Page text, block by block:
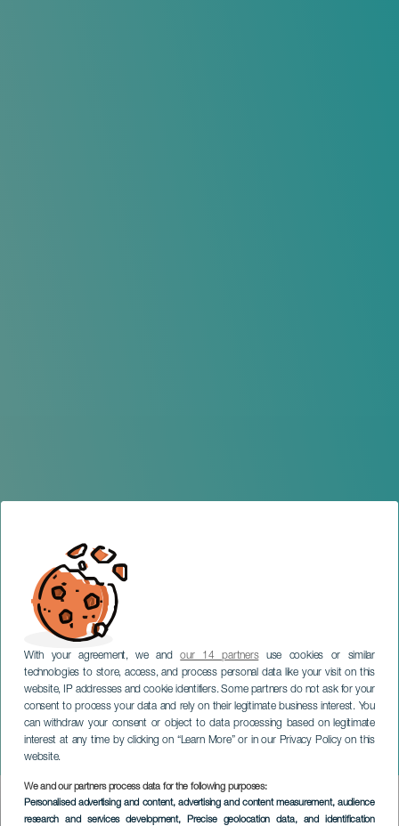
With your agreement, we andour 14 partnersuse cookies or similar
technologies to store, access, and process personal data like your visit on this
website, IP addresses and cookie identifiers. Some partners do not ask for your
consent to process your data and rely on their legitimate business interest. You
can withdraw your consent or object to data processing based on legitimate
interest at any time by clicking on “Learn More” or in our Privacy Policy on this
website.
We and our partners process data for the following purposes:
Personalised advertising and content, advertising and content measurement, audience
research and services development, Precise geolocation data, and identification
Rupatrupa en concierto
TENERIFE
Imagen
Listado